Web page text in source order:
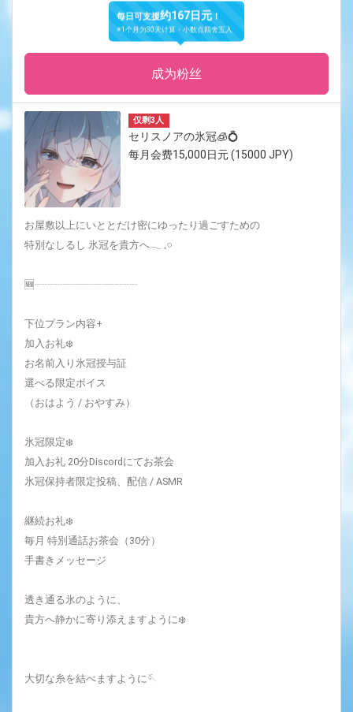
每日可支援约167日元 ！
※1个月为30天计算・小数点四舍五入
成为粉丝
仅剩3人
セリスノアの氷冠🧊💍
每月会费15,000日元 (15000 JPY)
お屋敷以上にいととだけ密にゆったり過ごすための
特別なしるし 氷冠を貴方へ‪𓂃 𓈒𓏸
🆕┈┈┈┈┈┈┈┈┈┈
下位プラン内容+
加入お礼❄️
お名前入り氷冠授与証
選べる限定ボイス
（おはよう / おやすみ）
氷冠限定❄️
加入お礼 20分Discordにてお茶会
氷冠保持者限定投稿、配信 / ASMR
継続お礼❄️
毎月 特別通話お茶会（30分）
手書きメッセージ
透き通る氷のように、
貴方へ静かに寄り添えますように❄️
大切な糸を結べますように🪡